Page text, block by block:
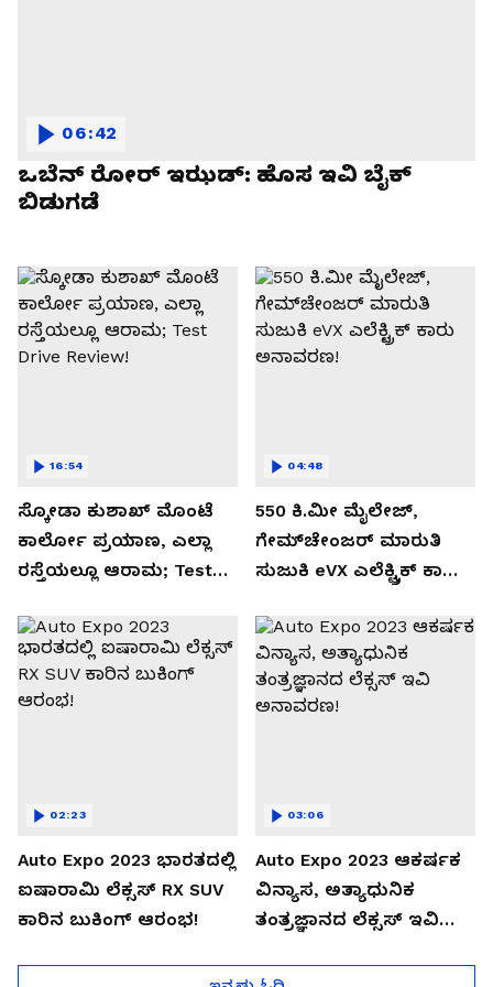
ಒಬೆನ್ ರೋರ್ ಇಝಡ್: ಹೊಸ ಇವಿ ಬೈಕ್
ಬಿಡುಗಡೆ
06:42
ಸ್ಕೋಡಾ ಕುಶಾಖ್ ಮೊಂಟೆ
ಕಾರ್ಲೋ ಪ್ರಯಾಣ, ಎಲ್ಲಾ
ರಸ್ತೆಯಲ್ಲೂ ಆರಾಮ; Test
16:54
550 ಕಿ.ಮೀ ಮೈಲೇಜ್,
ಗೇಮ್‌ಚೇಂಜರ್ ಮಾರುತಿ
ಸುಜುಕಿ eVX ಎಲೆಕ್ಟ್ರಿಕ್ ಕಾರು
04:48
Auto Expo 2023 ಭಾರತದಲ್ಲಿ
ಐಷಾರಾಮಿ ಲೆಕ್ಸಸ್ RX SUV
ಕಾರಿನ ಬುಕಿಂಗ್ ಆರಂಭ!
02:23
Auto Expo 2023 ಆಕರ್ಷಕ
ವಿನ್ಯಾಸ, ಅತ್ಯಾಧುನಿಕ
ತಂತ್ರಜ್ಞಾನದ ಲೆಕ್ಸಸ್ ಇವಿ
03:06